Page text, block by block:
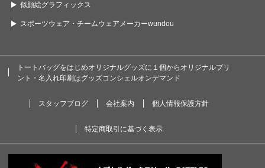
似顔絵グラフィックス
スポーツウェア・チームウェアメーカーwundou
トートバッグをはじめオリジナルグッズに１個からオリジナルプリ
ント・名入れ印刷はグッズコンシェルオンデマンド
スタッフブログ 会社案内 個人情報保護方針
特定商取引に基づく表示